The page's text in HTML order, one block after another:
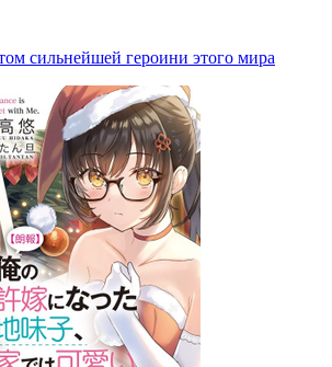
сильнейшей героини этого мира